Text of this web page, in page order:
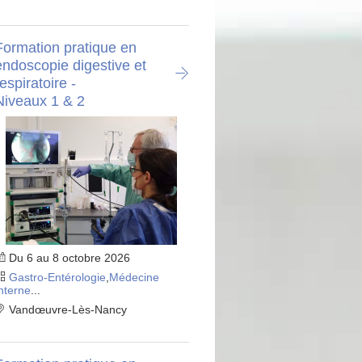
pratique en
digestive et
-
1 & 2
Du 6 au 8 octobre 2026
Gastro-Entérologie,Médecine
...
Vandœuvre-Lès-Nancy